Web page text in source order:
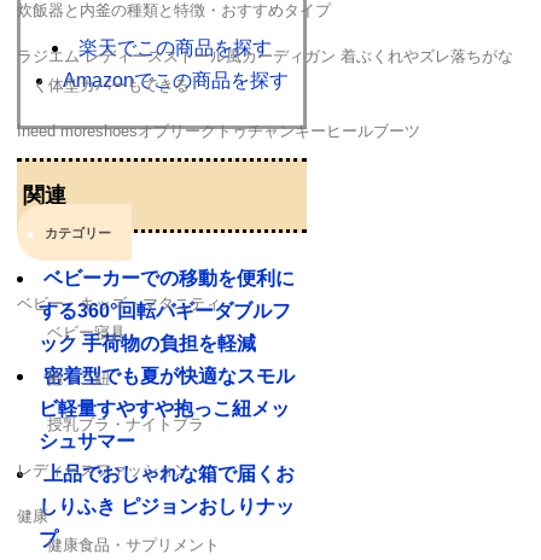
楽天でこの商品を探す
Amazonでこの商品を探す
関連
ベビーカーでの移動を便利に
する360°回転バギーダブルフ
ック 手荷物の負担を軽減
密着型でも夏が快適なスモル
ビ軽量すやすや抱っこ紐メッ
シュサマー
上品でおしゃれな箱で届くお
しりふき ピジョンおしりナッ
プ
炊飯器と内釜の種類と特徴・おすすめタイプ
ラジエム レディースストール風カーディガン 着ぶくれやズレ落ちがな
く体型カバーもできる
Ineed moreshoesオブリークトゥチャンキーヒールブーツ
カテゴリー
ベビー・キッズ・マタニティ
ベビー寝具
抱っこ紐
授乳ブラ・ナイトブラ
レディースファッション
健康
健康食品・サプリメント